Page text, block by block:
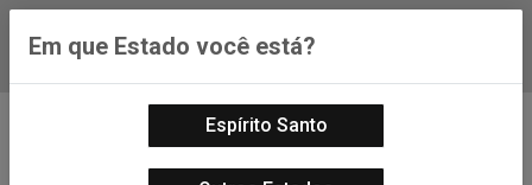
Baixe já nosso APP
Em que Estado você está?
Espírito Santo